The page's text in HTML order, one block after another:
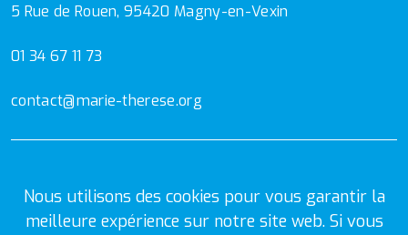
Nous utilisons des cookies pour vous garantir la
meilleure expérience sur notre site web. Si vous
5 Rue de Rouen, 95420 Magny-en-Vexin
01 34 67 11 73
contact@marie-therese.org
Mentions Légales Politique de confidentialité